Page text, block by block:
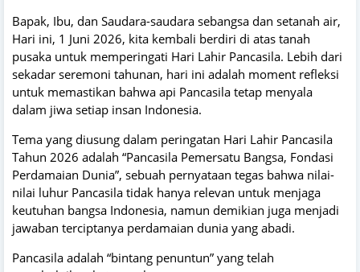
Bapak, Ibu, dan Saudara-saudara sebangsa dan setanah air,
Hari ini, 1 Juni 2026, kita kembali berdiri di atas tanah
pusaka untuk memperingati Hari Lahir Pancasila. Lebih dari
sekadar seremoni tahunan, hari ini adalah moment refleksi
untuk memastikan bahwa api Pancasila tetap menyala
dalam jiwa setiap insan Indonesia.
Tema yang diusung dalam peringatan Hari Lahir Pancasila
Tahun 2026 adalah “Pancasila Pemersatu Bangsa, Fondasi
Perdamaian Dunia”, sebuah pernyataan tegas bahwa nilai-
nilai luhur Pancasila tidak hanya relevan untuk menjaga
keutuhan bangsa Indonesia, namun demikian juga menjadi
jawaban terciptanya perdamaian dunia yang abadi.
Pancasila adalah “bintang penuntun” yang telah